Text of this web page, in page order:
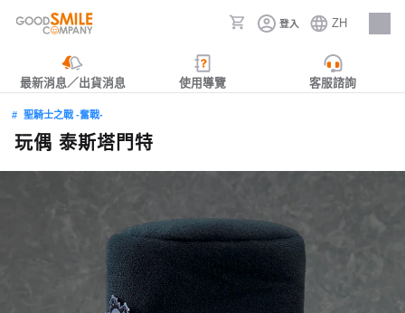
登入 ZH
人才招募
最新消息／出貨消息 使用導覽 客服諮詢
聖騎士之戰 -奮戰-
玩偶 泰斯塔門特